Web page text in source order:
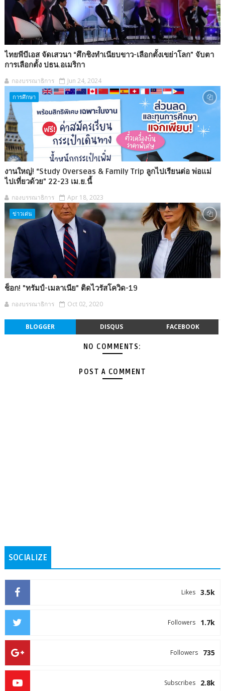
ไทยพีบีเอส จัดเสวนา “ศึกชิงทำเนียบขาว-เลือกตั้งเขย่าโลก” จับตา
การเลือกตั้ง ปธน.อเมริกา
กองบรรณาธิการ Jun 24, 2024
การศึกษา
งานใหญ่! “Study Overseas & Family Trip ลูกไปเรียนต่อ พ่อแม่
ไปเที่ยวด้วย” 22-23 เม.ย.นี้
กองบรรณาธิการ Apr 18, 2023
ข่าวเด่น
ช็อก! "ทรัมป์-เมลาเนีย" ติดไวรัสโควิด-19
กองบรรณาธิการ Oct 02, 2020
BLOGGER DISQUS FACEBOOK
NO COMMENTS:
POST A COMMENT
SOCIALIZE
3.5k
Likes
1.7k
Followers
735
Followers
2.8k
Subscribes